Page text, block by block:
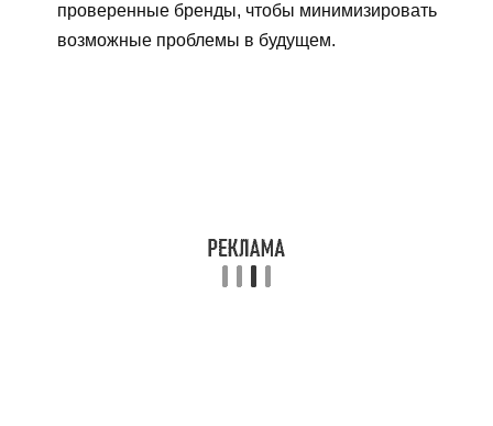
проверенные бренды, чтобы минимизировать
возможные проблемы в будущем.